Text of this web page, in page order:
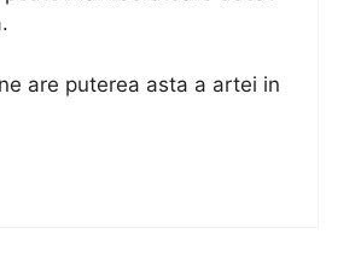
are puterea asta a artei in